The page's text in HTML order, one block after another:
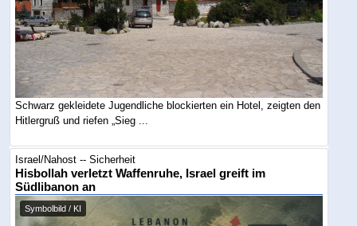
Schwarz gekleidete Jugendliche blockierten ein Hotel, zeigten den
Hitlergruß und riefen „Sieg ...
Israel/Nahost -- Sicherheit
Hisbollah verletzt Waffenruhe, Israel greift im
Südlibanon an
Symbolbild / KI